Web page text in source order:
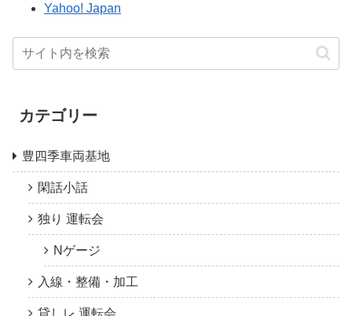
Yahoo! Japan
カテゴリー
豊四季車両基地
閑話小話
独り 運転会
Nゲージ
入線・整備・加工